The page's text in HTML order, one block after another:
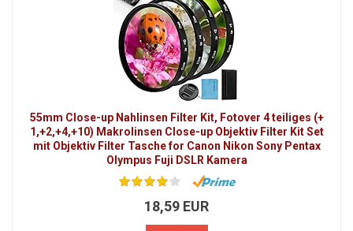
55mm Close-up Nahlinsen Filter Kit, Fotover 4 teiliges (+
1,+2,+4,+10) Makrolinsen Close-up Objektiv Filter Kit Set
mit Objektiv Filter Tasche for Canon Nikon Sony Pentax
Olympus Fuji DSLR Kamera
18,59 EUR